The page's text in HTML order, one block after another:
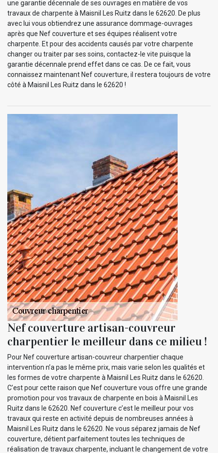
une garantie décennale de ses ouvrages en matière de vos
travaux de charpente à Maisnil Les Ruitz dans le 62620. De plus
avec lui vous obtiendrez une assurance dommage-ouvrages
après que Nef couverture et ses équipes réalisent votre
charpente. Et pour des accidents causés par votre charpente
changer ou traiter par ses soins, contactez-le vite puisque la
garantie décennale prend effet dans ce cas. De ce fait, vous
connaissez maintenant Nef couverture, il restera toujours de votre
côté à Maisnil Les Ruitz dans le 62620 !
Nef couverture artisan-couvreur
charpentier le meilleur dans ce milieu !
Pour Nef couverture artisan-couvreur charpentier chaque
intervention n’a pas le même prix, mais varie selon les qualités et
les formes de votre charpente à Maisnil Les Ruitz dans le 62620.
C’est pour cette raison que Nef couverture vous offre une grande
promotion pour vos travaux de charpente en bois à Maisnil Les
Ruitz dans le 62620. Nef couverture c’est le meilleur pour vos
travaux qui reste en activité depuis de nombreuses années à
Maisnil Les Ruitz dans le 62620. Ne vous séparez jamais de Nef
couverture, détient parfaitement toutes les techniques de
réalisation de travaux charpente, incluant le changement de votre